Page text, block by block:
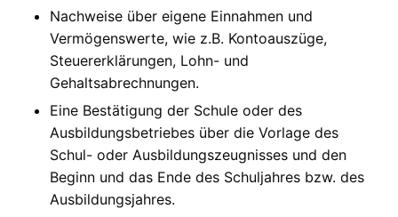
Nachweise über eigene Einnahmen und
Vermögenswerte, wie z.B. Kontoauszüge,
Steuererklärungen, Lohn- und
Gehaltsabrechnungen.
Eine Bestätigung der Schule oder des
Ausbildungsbetriebes über die Vorlage des
Schul- oder Ausbildungszeugnisses und den
Beginn und das Ende des Schuljahres bzw. des
Ausbildungsjahres.